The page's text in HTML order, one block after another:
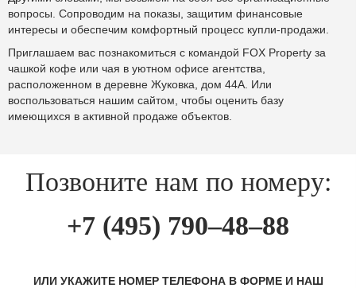
вопросы. Сопроводим на показы, защитим финансовые
интересы и обеспечим комфортный процесс купли-продажи.
Приглашаем вас познакомиться с командой FOX Property за
чашкой кофе или чая в уютном офисе агентства,
расположенном в деревне Жуковка, дом 44A. Или
воспользоваться нашим сайтом, чтобы оценить базу
имеющихся в активной продаже объектов.
Позвоните нам по номеру:
+7 (495) 790–48–88
ИЛИ УКАЖИТЕ НОМЕР ТЕЛЕФОНА В ФОРМЕ И НАШ